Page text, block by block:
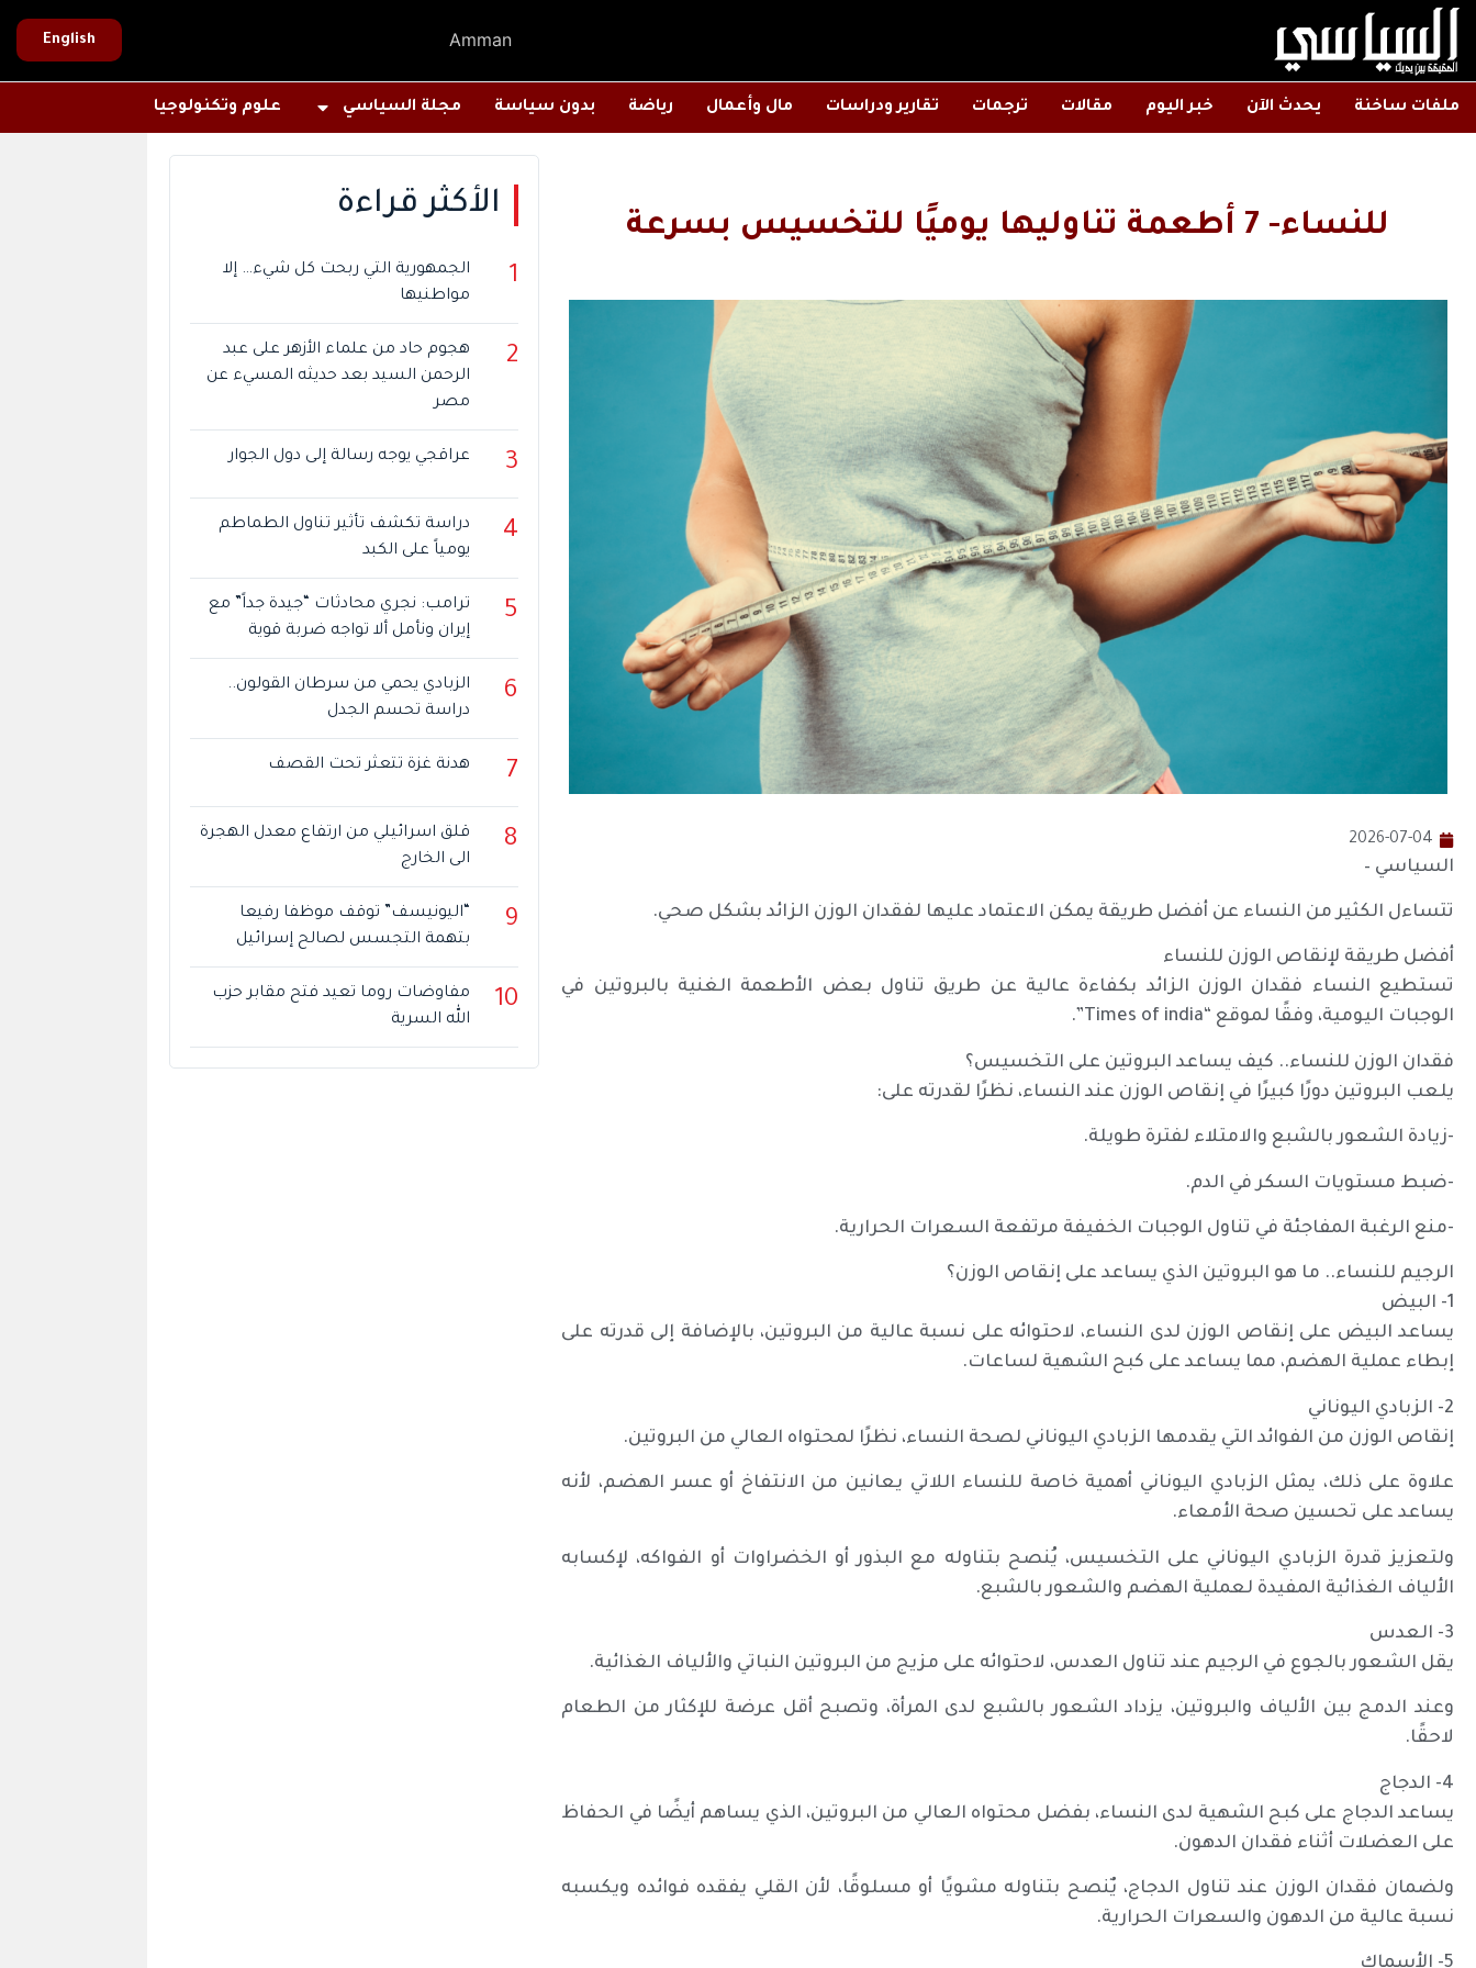
Amman
English
ملفات ساخنة يحدث الآن خبر اليوم مقالات ترجمات تقارير ودراسات مال وأعمال رياضة بدون سياسة مجلة السياسي علوم وتكنولوجيا
للنساء- 7 أطعمة تناوليها يوميًا للتخسيس بسرعة
2026-07-04
السياسي –
تتساءل الكثير من النساء عن أفضل طريقة يمكن الاعتماد عليها لفقدان الوزن الزائد بشكل صحي.
أفضل طريقة لإنقاص الوزن للنساء
تستطيع النساء فقدان الوزن الزائد بكفاءة عالية عن طريق تناول بعض الأطعمة الغنية بالبروتين في
الوجبات اليومية، وفقًا لموقع “Times of india”.
فقدان الوزن للنساء.. كيف يساعد البروتين على التخسيس؟
يلعب البروتين دورًا كبيرًا في إنقاص الوزن عند النساء، نظرًا لقدرته على:
-زيادة الشعور بالشبع والامتلاء لفترة طويلة.
-ضبط مستويات السكر في الدم.
-منع الرغبة المفاجئة في تناول الوجبات الخفيفة مرتفعة السعرات الحرارية.
الرجيم للنساء.. ما هو البروتين الذي يساعد على إنقاص الوزن؟
1- البيض
يساعد البيض على إنقاص الوزن لدى النساء، لاحتوائه على نسبة عالية من البروتين، بالإضافة إلى قدرته على
إبطاء عملية الهضم، مما يساعد على كبح الشهية لساعات.
2- الزبادي اليوناني
إنقاص الوزن من الفوائد التي يقدمها الزبادي اليوناني لصحة النساء، نظرًا لمحتواه العالي من البروتين.
علاوة على ذلك، يمثل الزبادي اليوناني أهمية خاصة للنساء اللاتي يعانين من الانتفاخ أو عسر الهضم، لأنه
يساعد على تحسين صحة الأمعاء.
ولتعزيز قدرة الزبادي اليوناني على التخسيس، يُنصح بتناوله مع البذور أو الخضراوات أو الفواكه، لإكسابه
الألياف الغذائية المفيدة لعملية الهضم والشعور بالشبع.
3- العدس
يقل الشعور بالجوع في الرجيم عند تناول العدس، لاحتوائه على مزيج من البروتين النباتي والألياف الغذائية.
وعند الدمج بين الألياف والبروتين، يزداد الشعور بالشبع لدى المرأة، وتصبح أقل عرضة للإكثار من الطعام
لاحقًا.
4- الدجاج
يساعد الدجاج على كبح الشهية لدى النساء، بفضل محتواه العالي من البروتين، الذي يساهم أيضًا في الحفاظ
على العضلات أثناء فقدان الدهون.
ولضمان فقدان الوزن عند تناول الدجاج، يٌنصح بتناوله مشويًا أو مسلوقًا، لأن القلي يفقده فوائده ويكسبه
نسبة عالية من الدهون والسعرات الحرارية.
الأكثر قراءة
1
الجمهورية التي ربحت كل شيء… إلا
مواطنيها
2
هجوم حاد من علماء الأزهر على عبد
الرحمن السيد بعد حديثه المسيء عن
مصر
3 عراقجي يوجه رسالة إلى دول الجوار
4
دراسة تكشف تأثير تناول الطماطم
يومياً على الكبد
5
ترامب: نجري محادثات “جيدة جداً” مع
إيران ونأمل ألا تواجه ضربة قوية
6
الزبادي يحمي من سرطان القولون..
دراسة تحسم الجدل
7 هدنة غزة تتعثر تحت القصف
8
قلق اسرائيلي من ارتفاع معدل الهجرة
الى الخارج
9
“اليونيسف” توقف موظفا رفيعا
بتهمة التجسس لصالح إسرائيل
10
مفاوضات روما تعيد فتح مقابر حزب
الله السرية